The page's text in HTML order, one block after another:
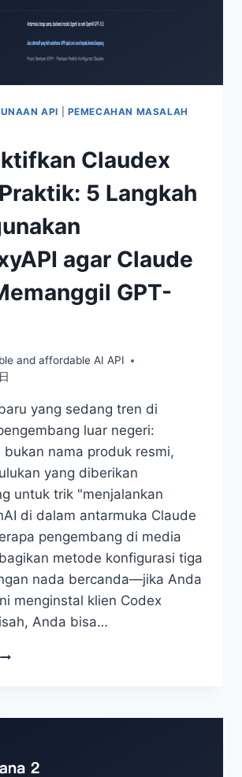
API
PEMECAHAN MASALAH
Claudex
5 Langkah
agar Claude
GPT-
and affordable AI API
yang sedang tren di
luar negeri:
bukan nama produk resmi,
yang diberikan
untuk trik "menjalankan
di dalam antarmuka Claude
pengembang di media
metode konfigurasi tiga
nada bercanda—jika Anda
menginstal klien Codex
Anda bisa…
MENGAKTIFKAN